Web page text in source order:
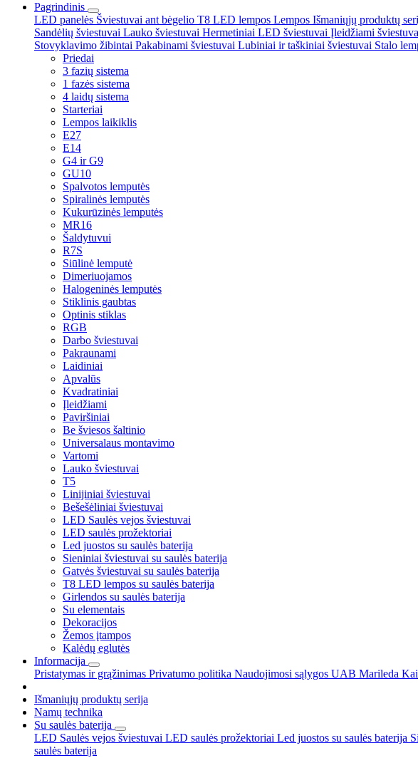
Pagrindinis
LED panelės Šviestuvai ant bėgelio T8 LED lempos Lempos Išmaniųjų produktų
Sandėlių šviestuvai Lauko šviestuvai Hermetiniai LED šviestuvai Įleidžiami
Stovyklavimo žibintai Pakabinami šviestuvai Lubiniai ir taškiniai šviestuvai Stalo
Priedai
3 fazių sistema
1 fazės sistema
4 laidų sistema
Starteriai
Lempos laikiklis
E27
E14
G4 ir G9
GU10
Spalvotos lemputės
Spiralinės lemputės
Kukurūzinės lemputės
MR16
Šaldytuvui
R7S
Siūlinė lemputė
Dimeriuojamos
Halogeninės lemputės
Stiklinis gaubtas
Optinis stiklas
RGB
Darbo šviestuvai
Pakraunami
Laidiniai
Apvalūs
Kvadratiniai
Įleidžiami
Paviršiniai
Be šviesos šaltinio
Universalaus montavimo
Vartomi
Lauko šviestuvai
T5
Linijiniai šviestuvai
Bešešėliniai šviestuvai
LED Saulės vejos šviestuvai
LED saulės prožektoriai
Led juostos su saulės baterija
Sieniniai šviestuvai su saulės baterija
Gatvės šviestuvai su saulės baterija
T8 LED lempos su saulės baterija
Girlendos su saulės baterija
Su elementais
Dekoracijos
Žemos įtampos
Kalėdų eglutės
Informacija
Pristatymas ir grąžinimas Privatumo politika Naudojimosi sąlygos UAB Marileda
Išmaniųjų produktų serija
Namų technika
Su saulės baterija
LED Saulės vejos šviestuvai LED saulės prožektoriai Led juostos su saulės baterija
saulės baterija